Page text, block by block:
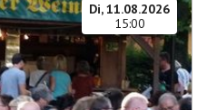
Di, 11.08.2026
15:00